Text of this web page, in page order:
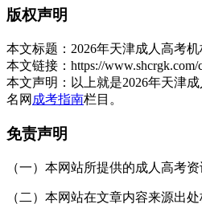
版权声明
本文标题： 2026年天津成人高考
本文链接： https://www.shcrgk.com/
本文声明： 以上就是2026年天津
名网 成考指南栏目。
免责声明
（一）本网站所提供的成人高考
（二）本网站在文章内容来源出